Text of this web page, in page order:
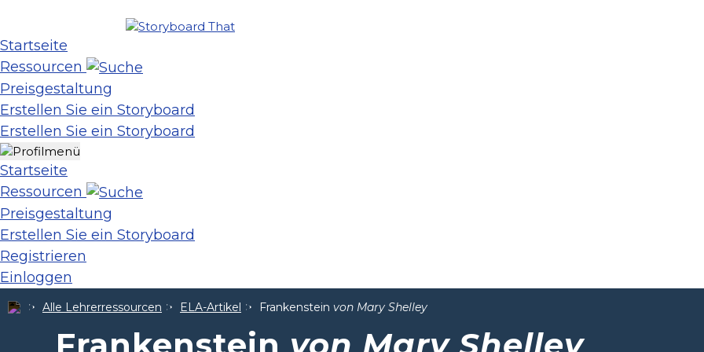
Startseite
Ressourcen
Preisgestaltung
Erstellen Sie ein Storyboard
Erstellen Sie ein Storyboard
Startseite
Ressourcen
Preisgestaltung
Erstellen Sie ein Storyboard
Registrieren
Einloggen
Alle Lehrerressourcen ELA-Artikel Frankenstein von Mary Shelley